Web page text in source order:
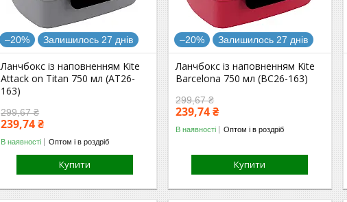
–20% Залишилось 27 днів
Ланчбокс із наповненням Kite
Attack on Titan 750 мл (AT26-
163)
299,67 ₴
239,74 ₴
В наявності Оптом і в роздріб
Купити
–20% Залишилось 27 днів
Ланчбокс із наповненням Kite
Barcelona 750 мл (BC26-163)
299,67 ₴
239,74 ₴
В наявності Оптом і в роздріб
Купити